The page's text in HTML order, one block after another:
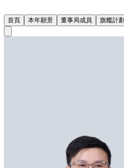
首頁 本年願景 董事局成員 旗艦計劃